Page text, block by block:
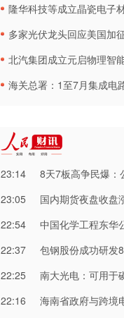
隆华科技等成立晶瓷电子
多家光伏龙头回应美国加
北汽集团成立元启物理智
海关总署：1至7月集成电路累计出口金额
23:14
8天7板高争民爆：公司不存在涉及矿
23:05
国内期货夜盘收盘
22:54
中国化学工程东华公司与Indorama集团
22:37
包钢股份成功研发800MPa级
22:25
南大光电：可用于磷化铟生产的
22:16
海南省政府与跨境